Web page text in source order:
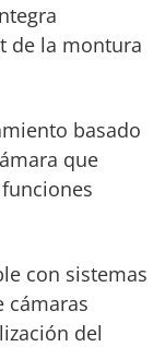
de la montura
basado
que
con sistemas
cámaras
del